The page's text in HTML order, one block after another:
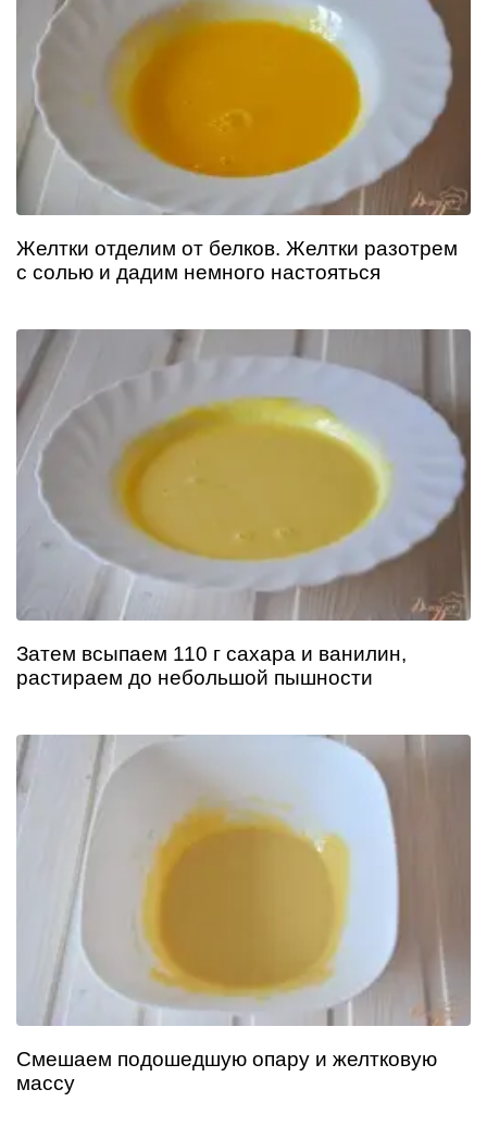
Желтки отделим от белков. Желтки разотрем
с солью и дадим немного настояться
Затем всыпаем 110 г сахара и ванилин,
растираем до небольшой пышности
Смешаем подошедшую опару и желтковую
массу